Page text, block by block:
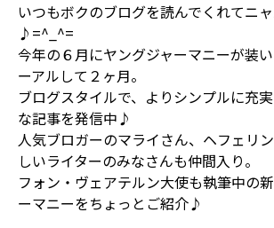
いつもボクのブログを読んでくれてニ
♪=^_^=
今年の６月にヤングジャーマニーが装
ーアルして２ヶ月。
ブログスタイルで、よりシンプルに充
な記事を発信中♪
人気ブロガーのマライさん、ヘフェリ
しいライターのみなさんも仲間入り。
フォン・ヴェアテルン大使も執筆中の
ーマニーをちょっとご紹介♪